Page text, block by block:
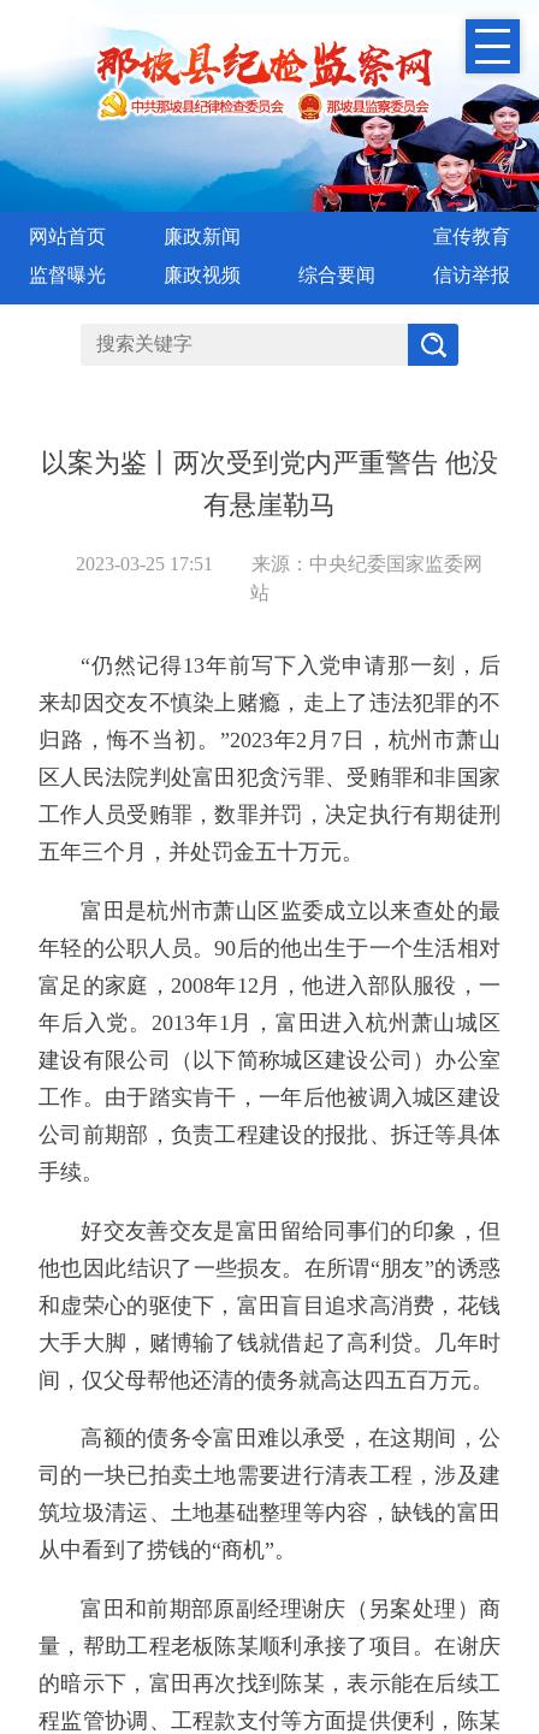
网站首页 廉政新闻
宣传教育
监督曝光
廉政视频 综合要闻 信访举报
以案为鉴丨两次受到党内严重警告 他没
有悬崖勒马
2023-03-25 17:51
来源：中央纪委国家监委网
站
“仍然记得13年前写下入党申请那一刻，后
来却因交友不慎染上赌瘾，走上了违法犯罪的不
归路，悔不当初。”2023年2月7日，杭州市萧山
区人民法院判处富田犯贪污罪、受贿罪和非国家
工作人员受贿罪，数罪并罚，决定执行有期徒刑
五年三个月，并处罚金五十万元。
富田是杭州市萧山区监委成立以来查处的最
年轻的公职人员。90后的他出生于一个生活相对
富足的家庭，2008年12月，他进入部队服役，一
年后入党。2013年1月，富田进入杭州萧山城区
建设有限公司（以下简称城区建设公司）办公室
工作。由于踏实肯干，一年后他被调入城区建设
公司前期部，负责工程建设的报批、拆迁等具体
手续。
好交友善交友是富田留给同事们的印象，但
他也因此结识了一些损友。在所谓“朋友”的诱惑
和虚荣心的驱使下，富田盲目追求高消费，花钱
大手大脚，赌博输了钱就借起了高利贷。几年时
间，仅父母帮他还清的债务就高达四五百万元。
高额的债务令富田难以承受，在这期间，公
司的一块已拍卖土地需要进行清表工程，涉及建
筑垃圾清运、土地基础整理等内容，缺钱的富田
从中看到了捞钱的“商机”。
富田和前期部原副经理谢庆（另案处理）商
量，帮助工程老板陈某顺利承接了项目。在谢庆
的暗示下，富田再次找到陈某，表示能在后续工
程监管协调、工程款支付等方面提供便利，陈某